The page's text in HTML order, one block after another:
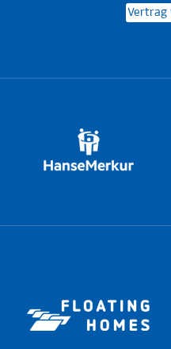
Vertrag